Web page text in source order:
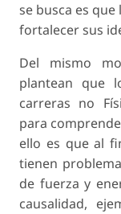
se busca es
fortalecer sus
Del mismo
plantean que
carreras no
para
ello es que al
tienen
de fuerza y
causalidad,